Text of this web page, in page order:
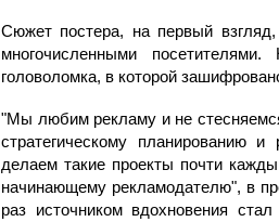
Сюжет постера, на первый
многочисленными
головоломка, в которой
"Мы любим рекламу и не
стратегическому планированию
делаем такие проекты почти
начинающему рекламодателю", в
раз источником вдохновения